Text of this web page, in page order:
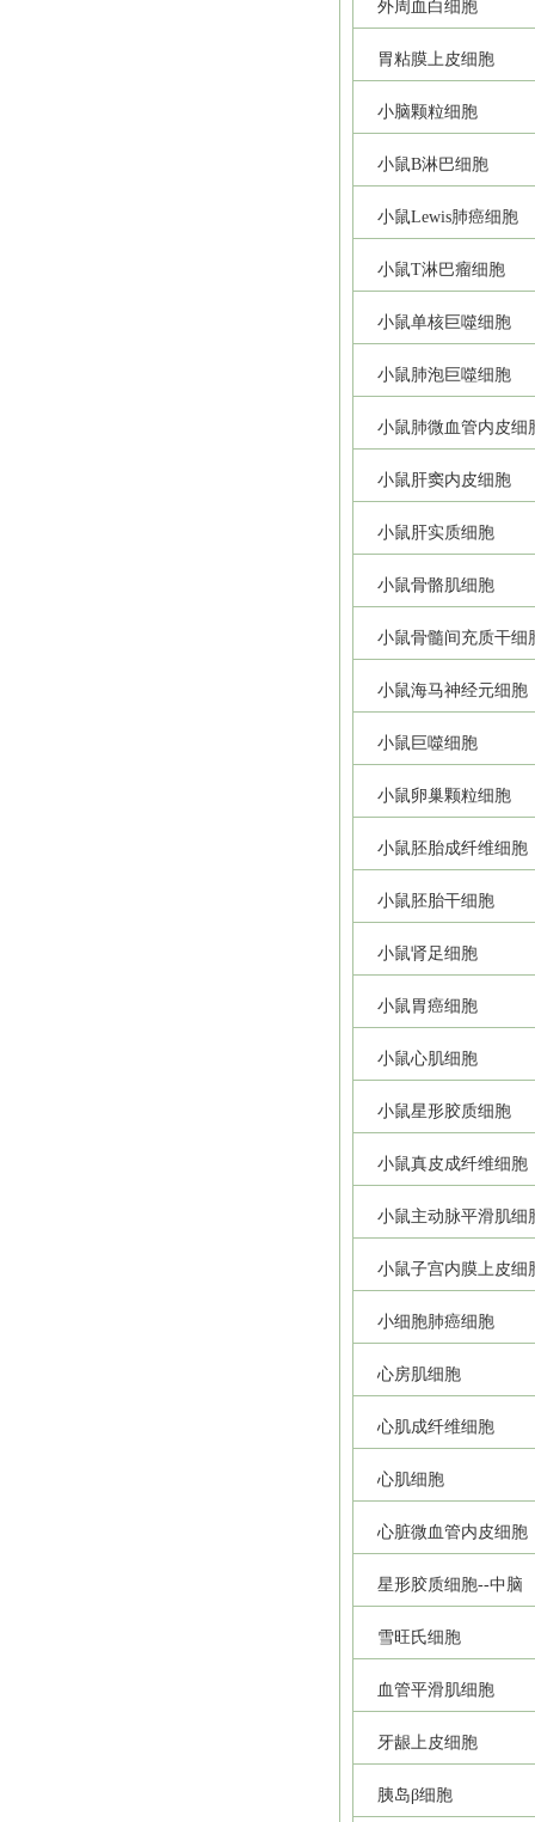
外周血白细胞
胃粘膜上皮细胞
小脑颗粒细胞
小鼠B淋巴细胞
小鼠Lewis肺癌细胞
小鼠T淋巴瘤细胞
小鼠单核巨噬细胞
小鼠肺泡巨噬细胞
小鼠肺微血管内皮细
小鼠肝窦内皮细胞
小鼠肝实质细胞
小鼠骨骼肌细胞
小鼠骨髓间充质干细
小鼠海马神经元细胞
小鼠巨噬细胞
小鼠卵巢颗粒细胞
小鼠胚胎成纤维细胞
小鼠胚胎干细胞
小鼠肾足细胞
小鼠胃癌细胞
小鼠心肌细胞
小鼠星形胶质细胞
小鼠真皮成纤维细胞
小鼠主动脉平滑肌细
小鼠子宫内膜上皮细
小细胞肺癌细胞
心房肌细胞
心肌成纤维细胞
心肌细胞
心脏微血管内皮细胞
星形胶质细胞--中脑
雪旺氏细胞
血管平滑肌细胞
牙龈上皮细胞
胰岛β细胞